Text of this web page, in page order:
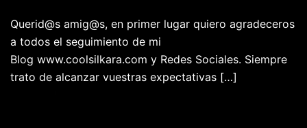
Querid@s amig@s, en primer lugar quiero agradeceros
a todos el seguimiento de mi
Blog www.coolsilkara.com y Redes Sociales. Siempre
trato de alcanzar vuestras expectativas […]